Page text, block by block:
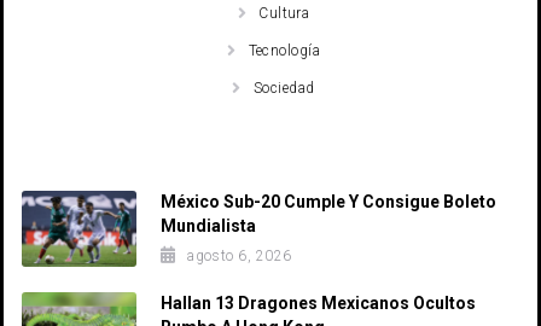
Cultura
Tecnología
Sociedad
México Sub-20 Cumple Y Consigue Boleto
Mundialista
agosto 6, 2026
Hallan 13 Dragones Mexicanos Ocultos